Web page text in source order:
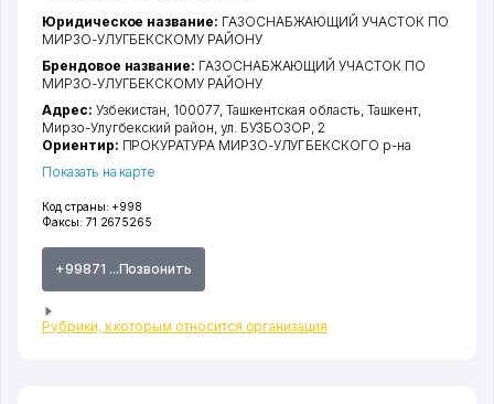
Код страны: +998
Факсы: 71 2675265
+99871 ...Позвонить
Рубрики, к которым относится организация
Юридическое название: ГАЗОСНАБЖАЮЩИЙ УЧАСТОК ПО
МИРЗО-УЛУГБЕКСКОМУ РАЙОНУ
Брендовое название: ГАЗОСНАБЖАЮЩИЙ УЧАСТОК ПО
МИРЗО-УЛУГБЕКСКОМУ РАЙОНУ
Адрес: Узбекистан, 100077, Ташкентская область Ташкент
Мирзо-Улугбекский район ул. БУЗБОЗОР , 2
Ориентир: ПРОКУРАТУРА МИРЗО-УЛУГБЕКСКОГО р-на
Показать на карте